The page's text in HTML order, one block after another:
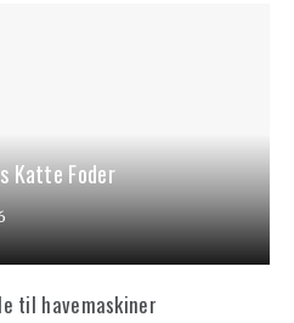
Katte Foder
til havemaskiner